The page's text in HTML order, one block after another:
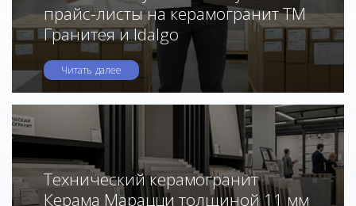
прайс-листы на керамогранит ТМ
Гранитея и Idalgo
Читать далее
Технический керамогранит
Керама Марацци толщиной 11 мм